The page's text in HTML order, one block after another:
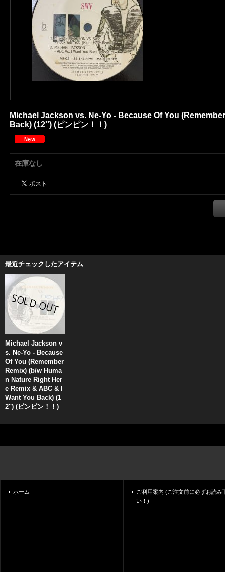
Michael Jackson vs. Ne-Yo - Because Of You
Back) (12'') (ピンピン！！)
在庫なし
最近チェックしたアイテム
Michael Jackson v
s. Ne-Yo - Because
Of You (Remember
Remix) (b/w Huma
n Nature Right Her
e Remix & ABC & I
Want You Back) (1
2'') (ピンピン！！)
ホーム
ご利用案内 (ご注文前に必ずお読み
い！)